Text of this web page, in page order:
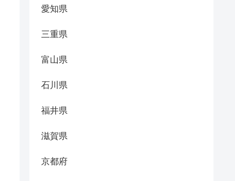
愛知県
三重県
富山県
石川県
福井県
滋賀県
京都府